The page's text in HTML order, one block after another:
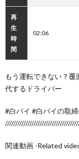
再
生
時
間
02:06
もう運転できない？
代するドライバー
#白バイ #白バイの取
関連動画 -Related